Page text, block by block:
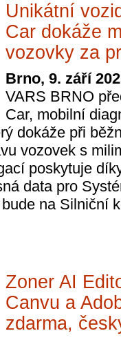
Unikátní
Car dokáže
vozovky za
Brno, 9. září
VARS BRNO
Car, mobilní
dokáže při
vozovek s
poskytuje
data pro
na Silniční
Zoner AI
Canvu a
zdarma,